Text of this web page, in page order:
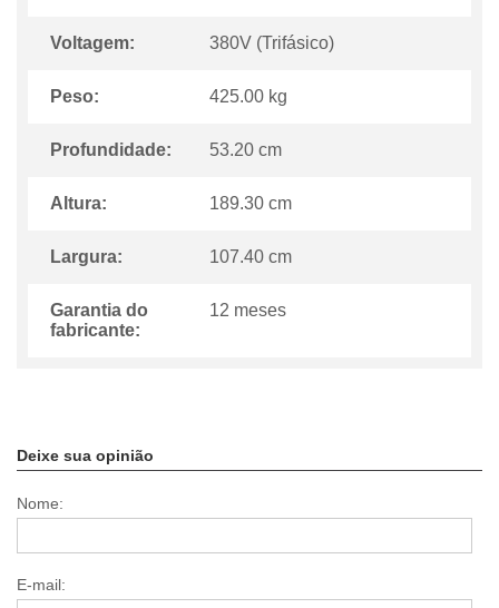
Voltagem: 380V (Trifásico)
Peso: 425.00 kg
Profundidade: 53.20 cm
Altura: 189.30 cm
Largura: 107.40 cm
Garantia do
fabricante:
12 meses
Deixe sua opinião
Nome:
E-mail: